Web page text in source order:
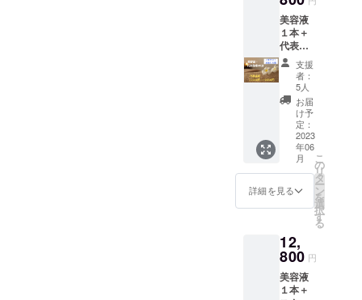
医療、
診療行
為では
ござい
ませ
ん。効
果には
個人差
がござ
います
ことを
予めご
ださ
い。
ファン
ディン
グ特
典】
●今回美
2023年
2月頃を
予定
【クラ
ウド
ファン
ディン
グ特
典】
●今回美
容液を
購入し
ていた
だいた
方に限
は、メ
ンバー
10,780
円（税
巧妙な
職人技
で、エ
ステ上
級者も
その結
果に感
動する
ど！！
普段も
予約が
殺到
し、な
かなか
の貴重
な施術
です。
この機
会をお
美容液
１本＋
代表施
術の小
顔矯正
コルギ
６０分
（お顔&
お体の
ほぐ
し） 代
表山本
による
体から
ケアす
る小顔
ルギで
す。 施
術後の
スッキ
リとし
支援
者：
5人
お届
け予
定：
2023
年06
月
詳細を見る
こ
の
リ
タ
ー
ン
を
選
択
す
る
12,
800 円
美容液
１本＋